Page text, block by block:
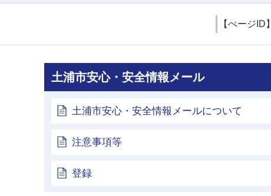
【ぺージID】
土浦市安心・安全情報メール
土浦市安心・安全情報メールについて
注意事項等
登録